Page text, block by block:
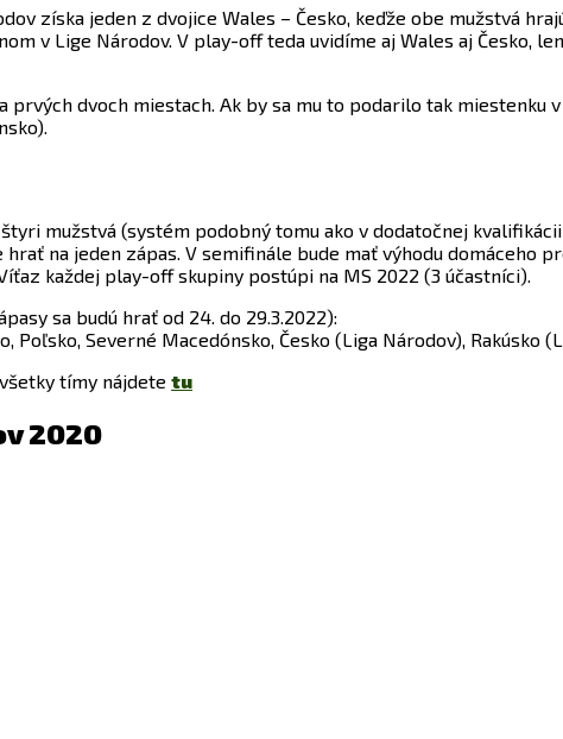
získa jeden z dvojice Wales – Česko, keďže obe mužstvá
v Lige Národov. V play-off teda uvidíme aj Wales aj Česko,
prvých dvoch miestach. Ak by sa mu to podarilo tak
mužstvá (systém podobný tomu ako v dodatočnej
na jeden zápas. V semifinále bude mať výhodu domáceho
každej play-off skupiny postúpi na MS 2022 (3 účastníci).
sa budú hrať od 24. do 29.3.2022):
Poľsko, Severné Macedónsko, Česko (Liga Národov), Rakúsko
tímy nájdete tu
2020